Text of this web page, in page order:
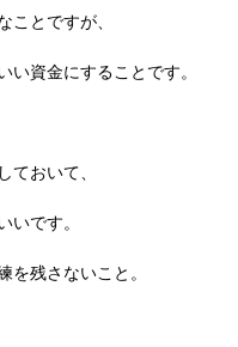
ことですが、
い資⾦にすることです。
ておいて、
いです。
を残さないこと。